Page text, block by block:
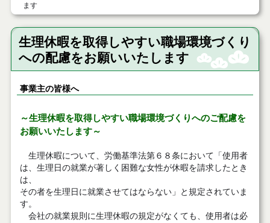
ます
生理休暇を取得しやすい職場環境づくり
への配慮をお願いいたします
事業主の皆様へ
～生理休暇を取得しやすい職場環境づくりへのご配慮を
お願いいたします～
生理休暇について、労働基準法第６８条において「使用者
は、生理日の就業が著しく困難な女性が休暇を請求したとき
は、
その者を生理日に就業させてはならない」と規定されていま
す。
会社の就業規則に生理休暇の規定がなくても、使用者は必